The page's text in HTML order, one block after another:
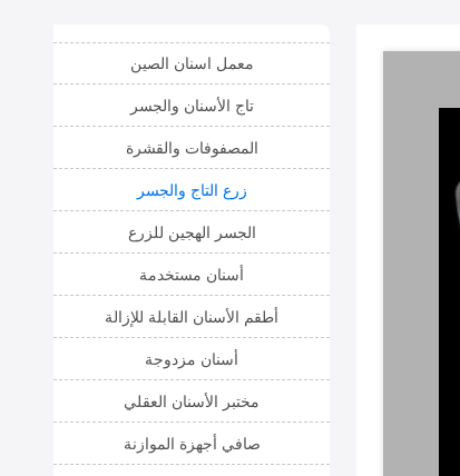
معمل اسنان الصين
تاج الأسنان والجسر
المصفوفات والقشرة
زرع التاج والجسر
الجسر الهجين للزرع
أسنان مستخدمة
أطقم الأسنان القابلة للإزالة
أسنان مزدوجة
مختبر الأسنان العقلي
صافي أجهزة الموازنة